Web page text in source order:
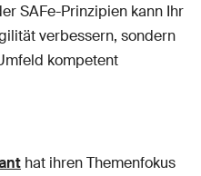
SAFe-Prinzipien kann Ihr
verbessern, sondern
kompetent
hat ihren Themenfokus